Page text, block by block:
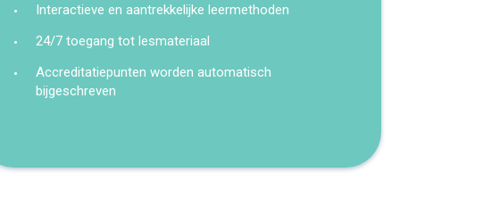
Interactieve en aantrekkelijke leermethoden
24/7 toegang tot lesmateriaal
Accreditatiepunten worden automatisch
bijgeschreven